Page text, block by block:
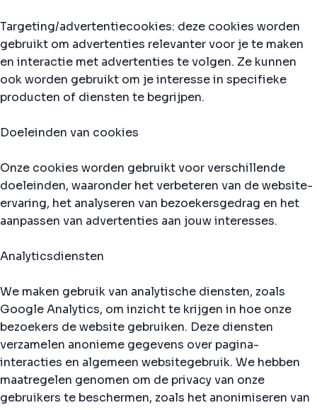
Targeting/advertentiecookies: deze cookies worden
gebruikt om advertenties relevanter voor je te maken
en interactie met advertenties te volgen. Ze kunnen
ook worden gebruikt om je interesse in specifieke
producten of diensten te begrijpen.
Doeleinden van cookies
Onze cookies worden gebruikt voor verschillende
doeleinden, waaronder het verbeteren van de website-
ervaring, het analyseren van bezoekersgedrag en het
aanpassen van advertenties aan jouw interesses.
Analyticsdiensten
We maken gebruik van analytische diensten, zoals
Google Analytics, om inzicht te krijgen in hoe onze
bezoekers de website gebruiken. Deze diensten
verzamelen anonieme gegevens over pagina-
interacties en algemeen websitegebruik. We hebben
maatregelen genomen om de privacy van onze
gebruikers te beschermen, zoals het anonimiseren van